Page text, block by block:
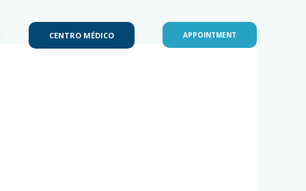
CENTRO MÉDICO APPOINTMENT